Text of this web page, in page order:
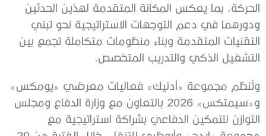
الحركة، بما يعكس المكانة المتقدمة لهذين الحدثين
ودورهما في دعم التوجهات الاستراتيجية نحو تبني
التقنيات المتقدمة وبناء منظومات متكاملة تجمع بين
التشغيل الذكي والتدريب المتخصص.
وتُنظم مجموعة «أدنيك» فعاليات معرضي «يومكس»
و«سيمتكس» 2026 بالتعاون مع وزارة الدفاع ومجلس
التوازن للتمكين الدفاعي بشراكة استراتيجية مع